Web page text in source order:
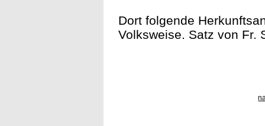
Dort folgende
Volksweise. Satz von Fr.